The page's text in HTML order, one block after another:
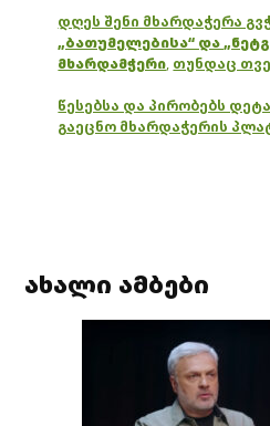
დღეს შენი მხარდაჭერა
„ბათუმელებისა“ და
მხარდამჭერი, თუნდაც
წესებსა და პირობებს
გაეცნო მხარდაჭერის
ახალი ამბები